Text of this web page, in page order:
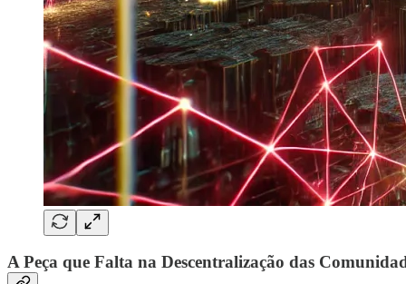
A Peça que Falta na Descentralização das